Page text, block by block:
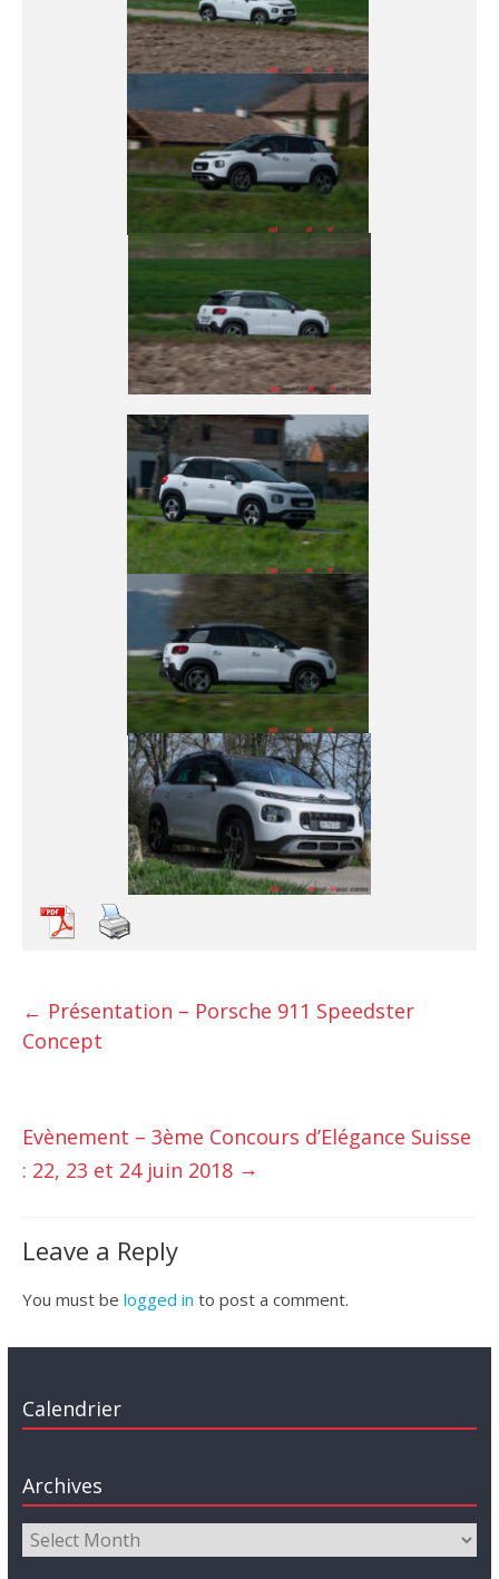
← Présentation – Porsche 911 Speedster
Concept
Evènement – 3ème Concours d’Elégance Suisse
: 22, 23 et 24 juin 2018 →
Leave a Reply
You must be logged in to post a comment.
Calendrier
Archives